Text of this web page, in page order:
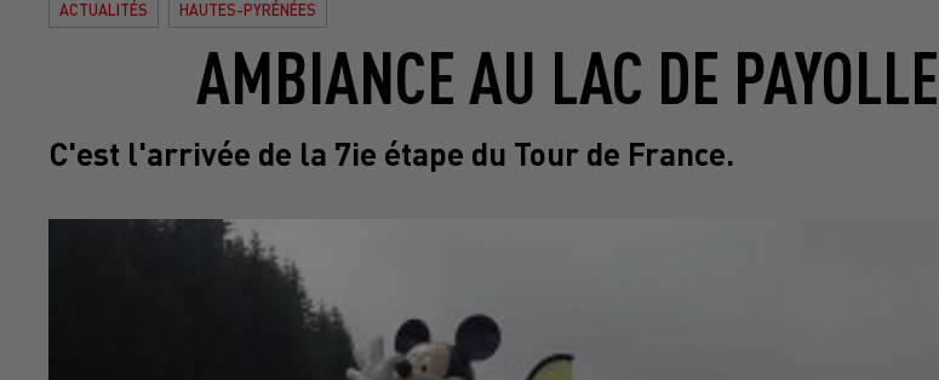
ACTUALITÉS HAUTES-PYRÉNÉES
AMBIANCE AU LAC DE
C'est l'arrivée de la 7ie étape du Tour de France.